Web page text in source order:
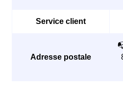
Service client
Adresse postale